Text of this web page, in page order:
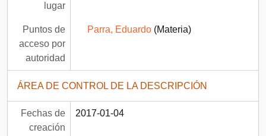
lugar
Puntos de
acceso por
autoridad
Parra, Eduardo(Materia)
ÁREA DE CONTROL DE LA DESCRIPCIÓN
Fechas de
creación
2017-01-04